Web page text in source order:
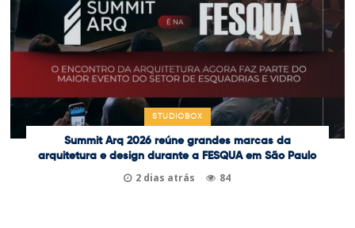
STUDIOBOX
Summit Arq 2026 reúne grandes marcas da
arquitetura e design durante a FESQUA em São Paulo
2 dias atrás 84